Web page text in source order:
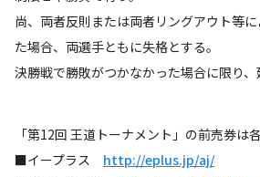
尚、両者反則または両者リングアウト等
た場合、両選手ともに失格とする。
決勝戦で勝敗がつかなかった場合に限り、
「第12回 王道トーナメント」の前売券は
■イープラス http://eplus.jp/aj/